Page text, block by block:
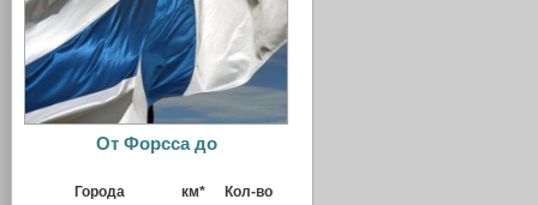
От Форсса до
Города км*
Кол-во